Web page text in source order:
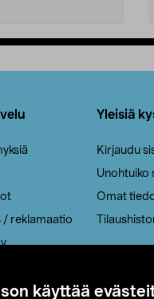
käyttää
/ reklamaatio
Yleisiä
Kirjaudu
Unohtuiko
Omat